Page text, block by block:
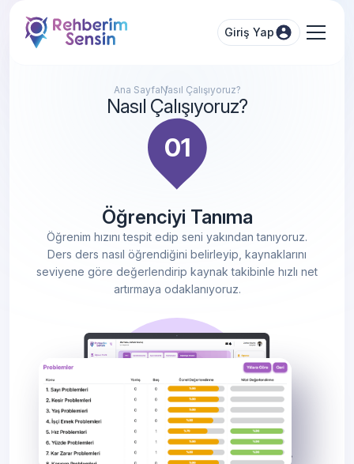
Giriş Yap
Ana SayfaNasıl Çalışıyoruz?
Nasıl Çalışıyoruz?
Öğrenciyi Tanıma
Öğrenim hızını tespit edip seni yakından tanıyoruz.
Ders ders nasıl öğrendiğini belirleyip, kaynaklarını
seviyene göre değerlendirip kaynak takibinle hızlı net
artırmaya odaklanıyoruz.